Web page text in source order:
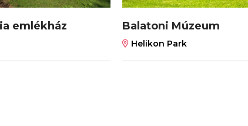
emlékház Balatoni Múzeum
Helikon Park